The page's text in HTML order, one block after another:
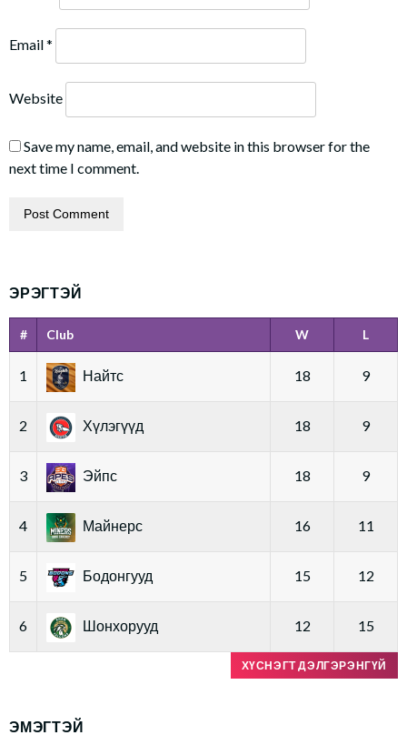
Email*
Website
Save my name, email, and website in this browser for the
next time I comment.
ЭРЭГТЭЙ
# Club W L
1 Найтс 18 9
2 Хүлэгүүд 18 9
3 Эйпс 18 9
4 Майнерс 16 11
5 Бодонгууд 15 12
6 Шонхорууд 12 15
ХҮСНЭГТ ДЭЛГЭРЭНГҮЙ
ЭМЭГТЭЙ